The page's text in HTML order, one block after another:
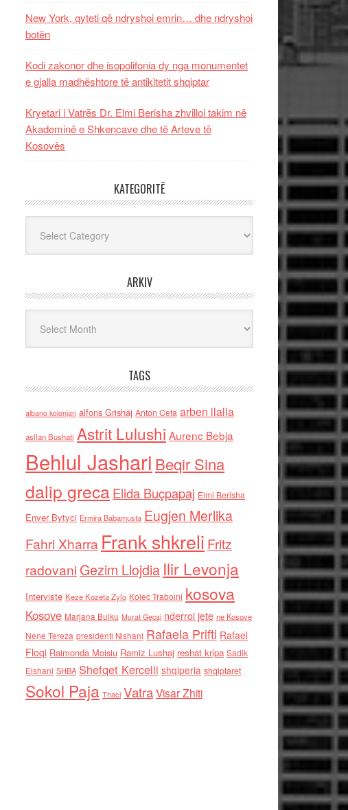
New York, qyteti që ndryshoi emrin… dhe ndryshoi
botën
Kodi zakonor dhe isopolifonia dy nga monumentet
e gjalla madhështore të antikitetit shqiptar
Kryetari i Vatrës Dr. Elmi Berisha zhvilloi takim në
Akademinë e Shkencave dhe të Arteve të
Kosovës
KATEGORITË
ARKIV
TAGS
albano kolonjari alfons Grishaj Anton Cefa arben llalla
asllan Bushati Astrit Lulushi Aurenc Bebja
Behlul Jashari Beqir Sina
dalip grecaElida Buçpapaj Elmi Berisha
Enver Bytyci Ermira Babamusta Eugjen Merlika
Fahri Xharra Frank shkreli Fritz
radovaniGezim Llojdia Ilir Levonja
Interviste Keze Kozeta Zylo Kolec Traboini kosova
Kosove Marjana Bulku Murat Gecaj nderroi jete ne Kosove
Nene Tereza presidenti Nishani Rafaela Prifti Rafael
Floqi Raimonda Moisiu Ramiz Lushaj reshat kripa Sadik
Elshani SHBA Shefqet Kercelli shqiperia shqiptaret
Sokol Paja Thaci VatraVisar Zhiti